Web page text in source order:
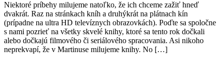
Niektoré príbehy milujeme natoľko, že ich chceme zažiť hneď
dvakrát. Raz na stránkach kníh a druhýkrát na plátnach kín
(prípadne na ultra HD televíznych obrazovkách). Poďte sa spoločne
s nami pozrieť na všetky skvelé knihy, ktoré sa tento rok dočkali
alebo dočkajú filmového či seriálového spracovania. Asi nikoho
neprekvapí, že v Martinuse milujeme knihy. No […]